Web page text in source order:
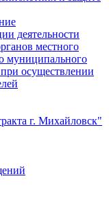
деятельности
местного
муниципального
при осуществлении
г. Михайловск"